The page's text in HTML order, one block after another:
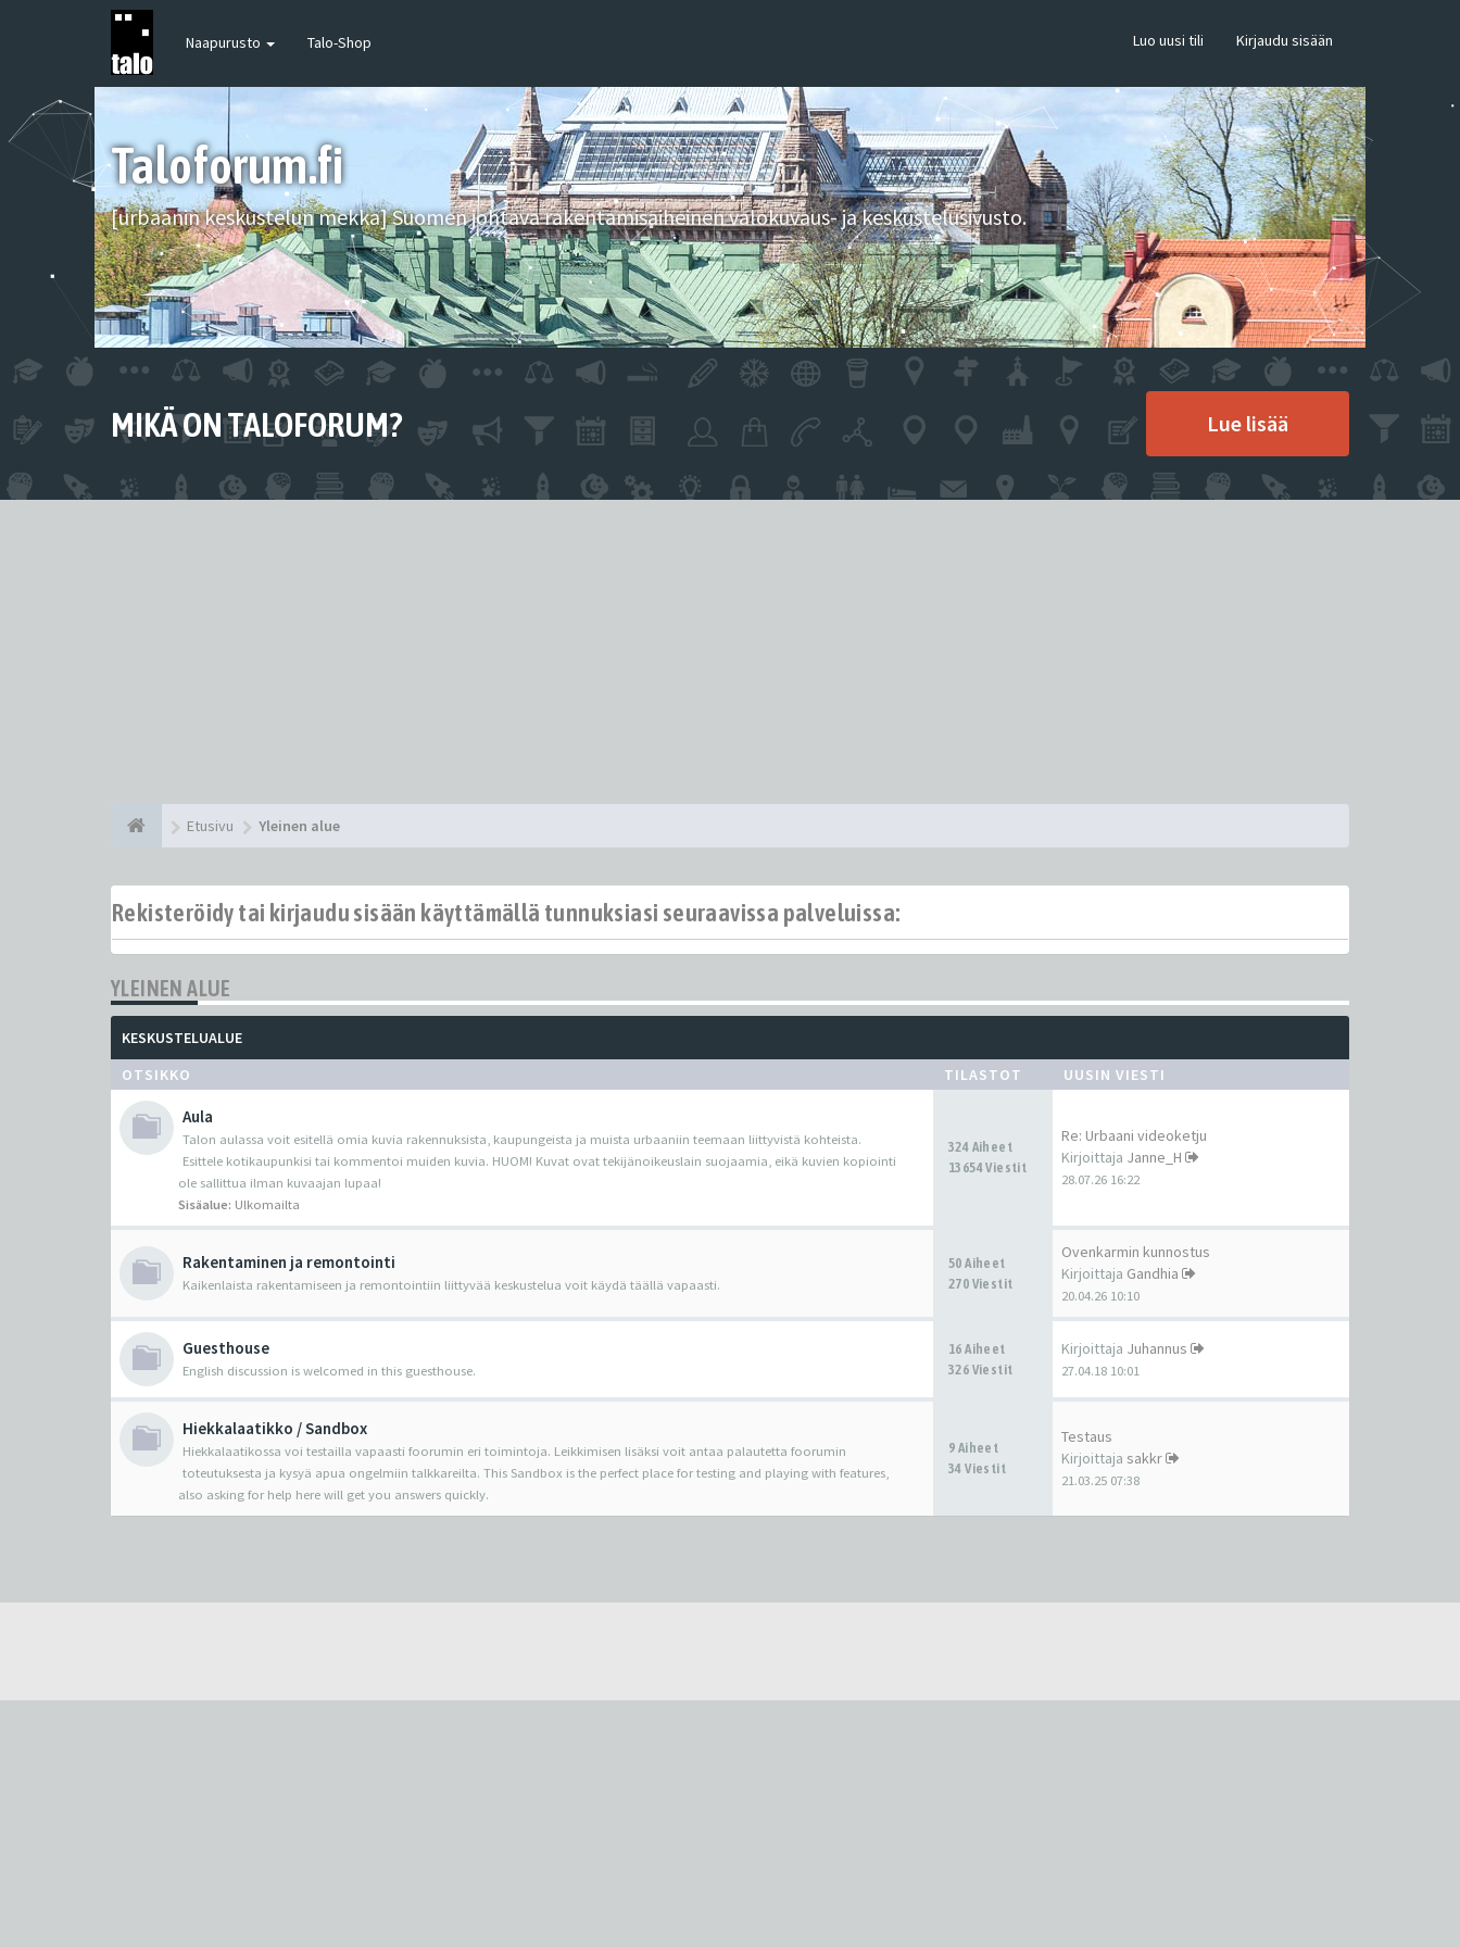
Naapurusto Talo-Shop Luo uusi tili Kirjaudu sisään
Taloforum.fi
[urbaanin keskustelun mekka] Suomen johtava rakentamisaiheinen valokuvaus- ja keskustelusivusto.
MIKÄ ON TALOFORUM? Lue lisää
Etusivu Yleinen alue
Rekisteröidy tai kirjaudu sisään käyttämällä tunnuksiasi seuraavissa palveluissa:
YLEINEN ALUE
KESKUSTELUALUE
OTSIKKO
TILASTOT UUSIN VIESTI
Aula
Talon aulassa voit esitellä omia kuvia rakennuksista, kaupungeista ja muista urbaaniin teemaan liittyvistä kohteista.
Esittele kotikaupunkisi tai kommentoi muiden kuvia. HUOM! Kuvat ovat tekijänoikeuslain suojaamia, eikä kuvien kopiointi
ole sallittua ilman kuvaajan lupaa!
Sisäalue: Ulkomailta
324 Aiheet
13654 Viestit
Re: Urbaani videoketju
Kirjoittaja Janne_H
28.07.26 16:22
Rakentaminen ja remontointi
Kaikenlaista rakentamiseen ja remontointiin liittyvää keskustelua voit käydä täällä vapaasti.
50 Aiheet
270 Viestit
Ovenkarmin kunnostus
Kirjoittaja Gandhia
20.04.26 10:10
Guesthouse
English discussion is welcomed in this guesthouse.
16 Aiheet
326 Viestit
Kirjoittaja Juhannus
27.04.18 10:01
Hiekkalaatikko / Sandbox
Hiekkalaatikossa voi testailla vapaasti foorumin eri toimintoja. Leikkimisen lisäksi voit antaa palautetta foorumin
toteutuksesta ja kysyä apua ongelmiin talkkareilta. This Sandbox is the perfect place for testing and playing with features,
also asking for help here will get you answers quickly.
9 Aiheet
34 Viestit
Testaus
Kirjoittaja sakkr
21.03.25 07:38